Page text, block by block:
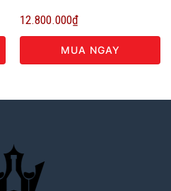
12.800.000₫
MUA NGAY